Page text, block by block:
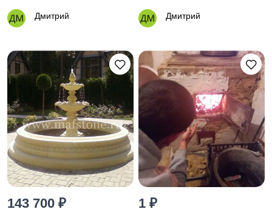
Дмитрий Дмитрий
143 700 ₽ 1 ₽